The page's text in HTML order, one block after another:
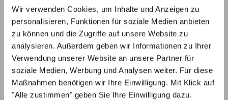
Wir verwenden Cookies, um Inhalte und Anzeigen zu
personalisieren, Funktionen für soziale Medien anbieten
zu können und die Zugriffe auf unsere Website zu
analysieren. Außerdem geben wir Informationen zu Ihrer
Verwendung unserer Website an unsere Partner für
soziale Medien, Werbung und Analysen weiter. Für diese
Maßnahmen benötigen wir Ihre Einwilligung. Mit Klick auf
"Alle zustimmen" geben Sie Ihre Einwilligung dazu.
Ideenentwicklung bis zur fachgerechten Installation
Ihres Ofensjederzeit beratendzur Seite
Ersatzteilservice
Unsere Ofenbauer berate
n Sie umfassend zu
Ersatzteilen für Ihren Ofen oder Kamin und helfen Ihnen
auch bei der Suche nachspeziellen Teilen.